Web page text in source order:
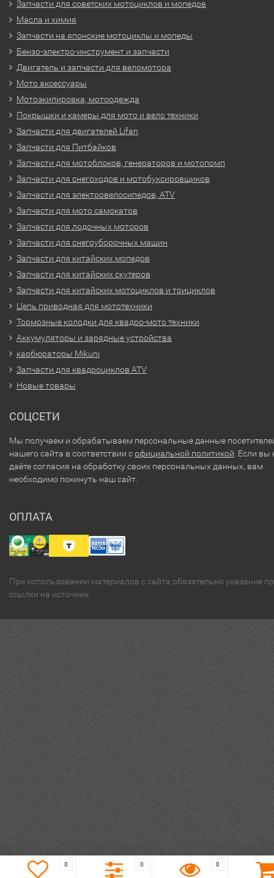
Запчасти для советских мотоциклов и мопедов
Масла и химия
Запчасти на японские мотоциклы и мопеды
Бензо-электро-инструмент и запчасти
Двигатель и запчасти для веломотора
Мото аксессуары
Мотоэкипировка, мотоодежда
Покрышки и камеры для мото и вело техники
Запчасти для двигателей Lifan
Запчасти для Питбайков
Запчасти для мотоблоков, генераторов и мотопомп
Запчасти для снегоходов и мотобуксировщиков
Запчасти для электровелосипедов, ATV
Запчасти для мото самокатов
Запчасти для лодочных моторов
Запчасти для снегоуборочных машин
Запчасти для китайских мопедов
Запчасти для китайских скутеров
Запчасти для китайских мотоциклов и трициклов
Цепь приводная для мототехники
Тормозные колодки для квадро-мото техники
Аккумуляторы и зарядные устройства
карбюраторы Mikuni
Запчасти для квадроциклов ATV
Новые товары
СОЦСЕТИ
Мы получаем и обрабатываем персональные данные
нашего сайта в соответствии софициальной политикой . Если вы
даёте согласия на обработку своих персональных данных, вам
необходимо покинуть наш сайт.
ОПЛАТА
При использовании материалов с сайта обязательно указание
ссылки на источник.
0 0 0